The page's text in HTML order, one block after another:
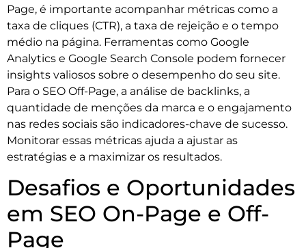
Page, é importante acompanhar métricas como a
taxa de cliques (CTR), a taxa de rejeição e o tempo
médio na página. Ferramentas como Google
Analytics e Google Search Console podem fornecer
insights valiosos sobre o desempenho do seu site.
Para o SEO Off-Page, a análise de backlinks, a
quantidade de menções da marca e o engajamento
nas redes sociais são indicadores-chave de sucesso.
Monitorar essas métricas ajuda a ajustar as
estratégias e a maximizar os resultados.
Desafios e Oportunidades
em SEO On-Page e Off-
Page